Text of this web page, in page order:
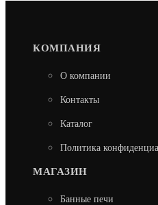
КОМПАНИЯ
О компании
Контакты
Каталог
Политика
МАГАЗИН
Банные печи